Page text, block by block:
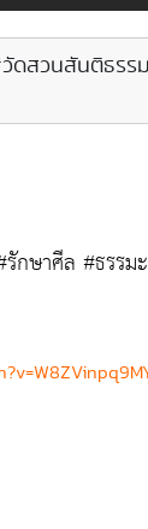
วัดสวนสันติธร
กษาศีล #ธรรม